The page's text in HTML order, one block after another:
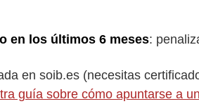
en los últimos 6 meses:
en soib.es (necesitas
guía sobre cómo apuntarse a